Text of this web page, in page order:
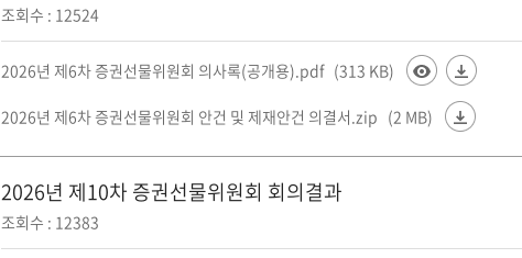
조회수 : 12524
2026년 제6차 증권선물위원회 의사록(공개용).pdf (313 KB)
2026년 제6차 증권선물위원회 안건 및 제재안건 의결서.zip (2 MB)
2026년 제10차 증권선물위원회 회의결과
조회수 : 12383